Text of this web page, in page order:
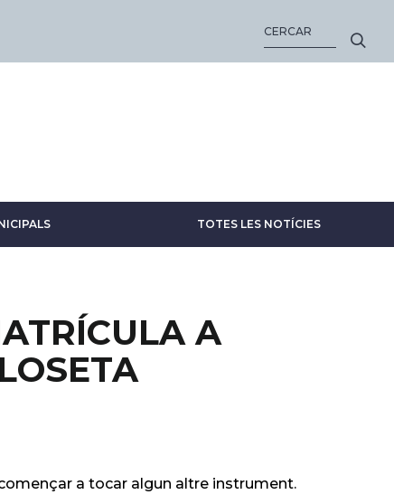
TOTES LES NOTÍCIES
A
a tocar algun altre instrument.